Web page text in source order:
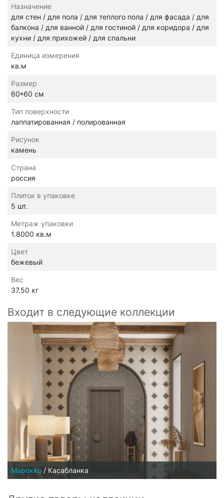
Назначение
для стен / для пола / для теплого пола / для фасада / для
балкона / для ванной / для гостиной / для коридора / для
кухни / для прихожей / для спальни
Единица измерения
кв.м
Размер
60*60 см
Тип поверхности
лаппатированная / полированная
Рисунок
камень
Страна
россия
Плиток в упаковке
5 шт.
Метраж упаковки
1.8000 кв.м
Цвет
бежевый
Вес
37.50 кг
Входит в следующие коллекции
Марокко / Касабланка